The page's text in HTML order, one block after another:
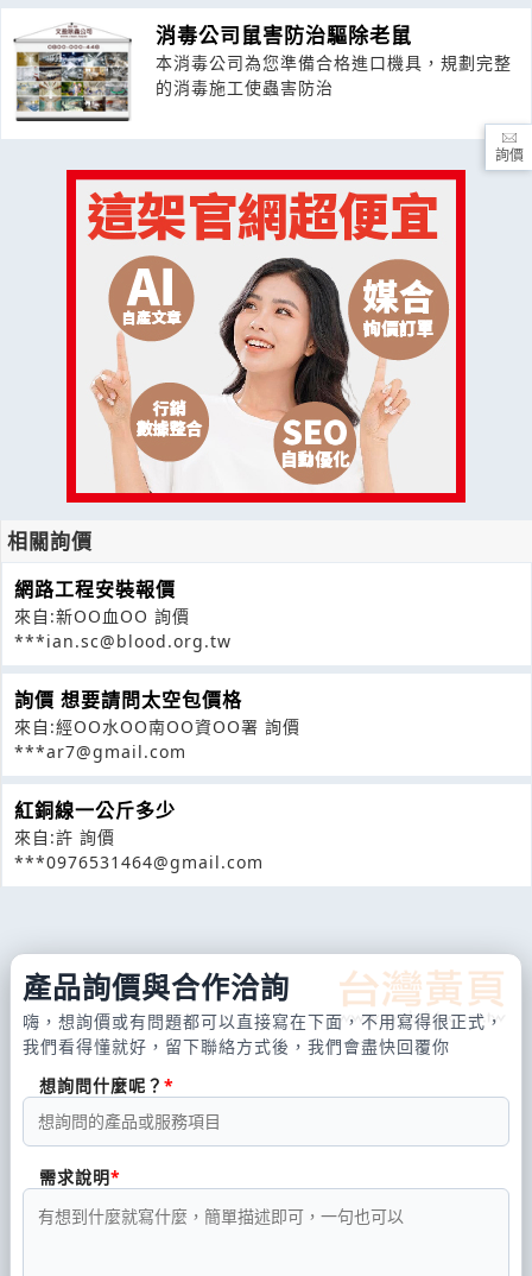
消毒公司鼠害防治驅除老鼠
本消毒公司為您準備合格進口機具，規劃完整
的消毒施工使蟲害防治
相關詢價
網路工程安裝報價
來自:新OO血OO 詢價
***ian.sc@blood.org.tw
詢價 想要請問太空包價格
來自:經OO水OO南OO資OO署 詢價
***ar7@gmail.com
紅銅線一公斤多少
來自:許 詢價
***0976531464@gmail.com
產品詢價與合作洽詢
嗨，想詢價或有問題都可以直接寫在下面，不用寫得很正式，
我們看得懂就好，留下聯絡方式後，我們會盡快回覆你
想詢問什麼呢？
需求說明
詢價